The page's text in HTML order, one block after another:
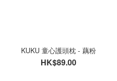
KUKU 童心護頭枕 - 藕粉
HK$89.00